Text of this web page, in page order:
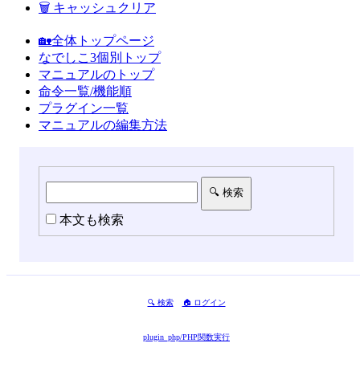
🗑 キャッシュクリア
🏡全体トップページ
なでしこ3個別トップ
マニュアルのトップ
命令一覧/機能順
プラグイン一覧
マニュアルの編集方法
本文も検索
🔍 検索 🏠 ログイン
plugin_php/PHP関数実行